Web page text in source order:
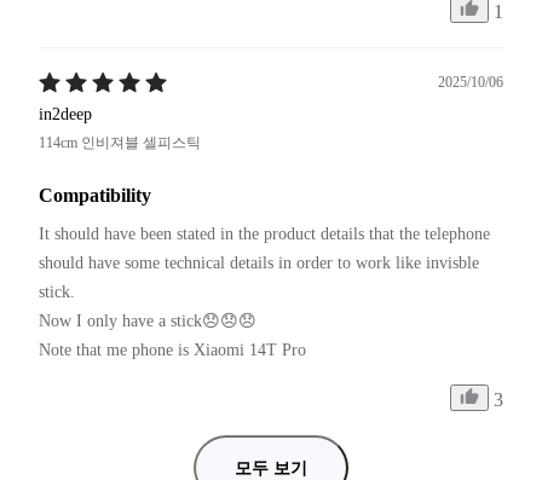
1
2025/10/06
in2deep
114cm 인비져블 셀피스틱
Compatibility
It should have been stated in the product details that the telephone
should have some technical details in order to work like invisble
stick.
Now I only have a stick😞😞😞
Note that me phone is Xiaomi 14T Pro
3
모두 보기